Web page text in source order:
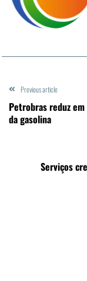
Previous article
Petrobras reduz
da gasolina
Serviços